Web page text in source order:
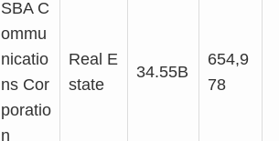
SBA C
ommu
nicatio
ns Cor
poratio
n
Real E
state
34.55B
654,9
78